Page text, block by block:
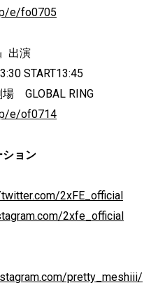
e/fo0705
出演
START13:45
GLOBAL RING
e/of0714
ション
2xFE_official
2xfe_official
pretty_meshiii/